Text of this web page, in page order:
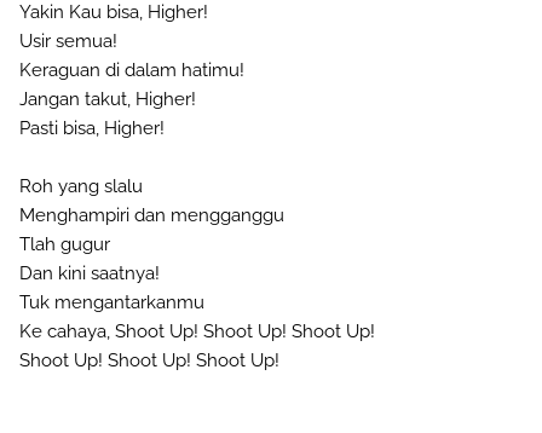
Yakin Kau bisa, Higher!
Usir semua!
Keraguan di dalam hatimu!
Jangan takut, Higher!
Pasti bisa, Higher!
Roh yang slalu
Menghampiri dan mengganggu
Tlah gugur
Dan kini saatnya!
Tuk mengantarkanmu
Ke cahaya, Shoot Up! Shoot Up! Shoot Up!
Shoot Up! Shoot Up! Shoot Up!